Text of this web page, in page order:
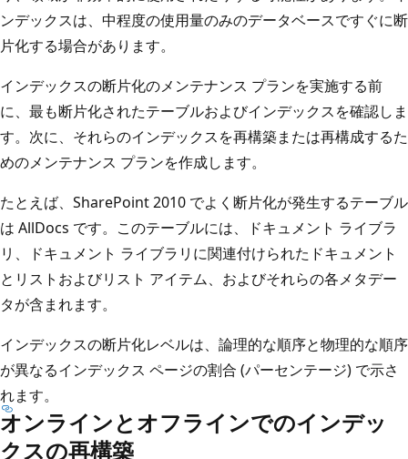
ンデックスは、中程度の使用量のみのデータベースですぐに断
片化する場合があります。
インデックスの断片化のメンテナンス プランを実施する前
に、最も断片化されたテーブルおよびインデックスを確認しま
す。次に、それらのインデックスを再構築または再構成するた
めのメンテナンス プランを作成します。
たとえば、SharePoint 2010 でよく断片化が発生するテーブル
は AllDocs です。このテーブルには、ドキュメント ライブラ
リ、ドキュメント ライブラリに関連付けられたドキュメント
とリストおよびリスト アイテム、およびそれらの各メタデー
タが含まれます。
インデックスの断片化レベルは、論理的な順序と物理的な順序
が異なるインデックス ページの割合 (パーセンテージ) で示さ
れます。
オンラインとオフラインでのインデッ
クスの再構築